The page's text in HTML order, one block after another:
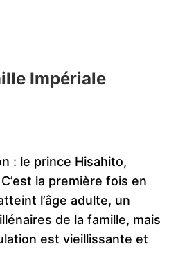
Impériale
: le prince Hisahito,
la première fois en
l’âge adulte, un
de la famille, mais
est vieillissante et